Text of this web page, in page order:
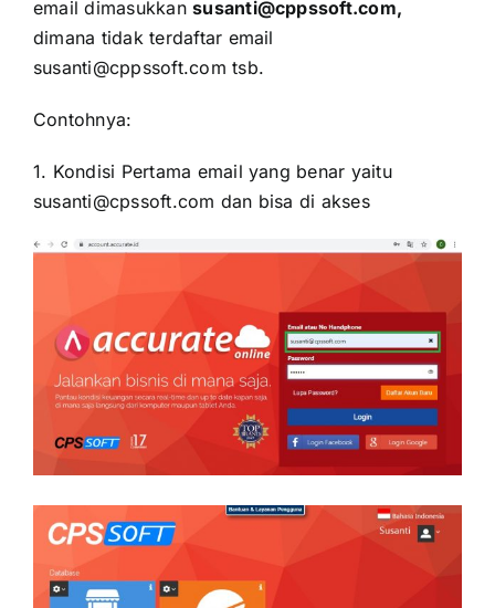
email dimasukkansusanti@cppssoft.com,
dimana tidak terdaftar email
susanti@cppssoft.com tsb.
Contohnya:
1. Kondisi Pertama email yang benar yaitu
susanti@cpssoft.com dan bisa di akses